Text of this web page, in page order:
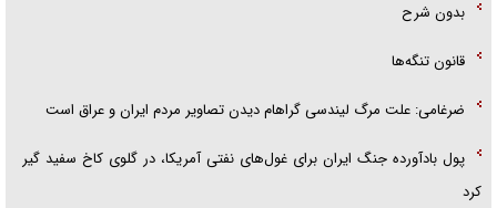
بدون شرح
قانون تنگه‌ها
ضرغامی: علت مرگ لیندسی گراهام دیدن تصاویر مردم ایران و عراق است
پول بادآورده جنگ ایران برای غول‌های نفتی آمریکا، در گلوی کاخ سفید گیر
کرد